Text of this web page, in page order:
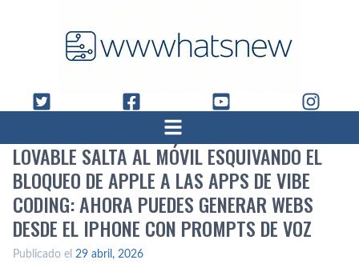
LOVABLE SALTA AL MÓVIL ESQUIVANDO EL
BLOQUEO DE APPLE A LAS APPS DE VIBE
CODING: AHORA PUEDES GENERAR WEBS
DESDE EL IPHONE CON PROMPTS DE VOZ
Publicado el 29 abril, 2026